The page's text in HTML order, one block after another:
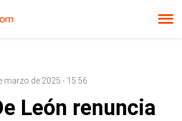
marzo de 2025 - 15:56
León renuncia